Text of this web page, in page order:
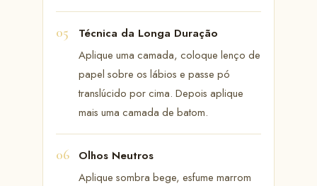
Técnica da Longa Duração
Aplique uma camada, coloque lenço de
papel sobre os lábios e passe pó
translúcido por cima. Depois aplique
mais uma camada de batom.
Olhos Neutros
Aplique sombra bege, esfume marrom